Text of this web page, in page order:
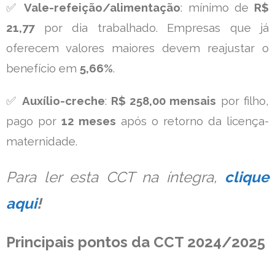
✅Vale-refeição/alimentação: mínimo de R$
21,77por dia trabalhado. Empresas que já
oferecem valores maiores devem reajustar o
benefício em 5,66%.
✅ Auxílio-creche: R$ 258,00 mensais por filho,
pago por 12 meses após o retorno da licença-
maternidade.
Para ler esta CCT na íntegra, clique
aqui!
Principais pontos da CCT 2024/2025